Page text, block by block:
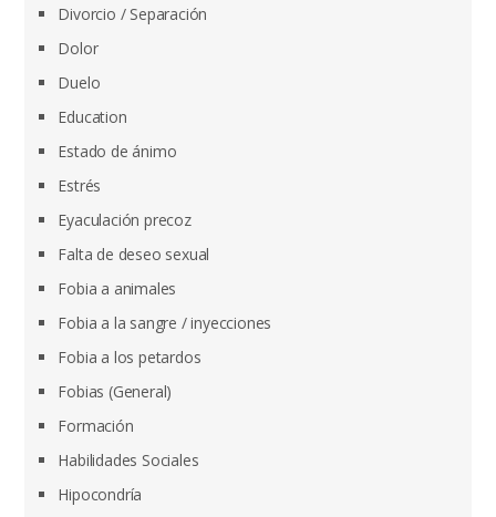
Divorcio / Separación
Dolor
Duelo
Education
Estado de ánimo
Estrés
Eyaculación precoz
Falta de deseo sexual
Fobia a animales
Fobia a la sangre / inyecciones
Fobia a los petardos
Fobias (General)
Formación
Habilidades Sociales
Hipocondría